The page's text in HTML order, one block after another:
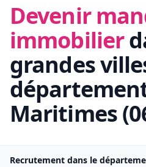
Devenir
immobilier
grandes
Maritimes(
Recrutement dans le